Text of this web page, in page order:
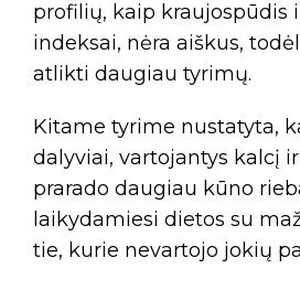
profilių, kaip kraujospūdis
indeksai, nėra aiškus,
atlikti daugiau tyrimų.
Kitame tyrime nustatyta,
dalyviai, vartojantys kalcį
prarado daugiau kūno
laikydamiesi dietos su
tie, kurie nevartojo jokių